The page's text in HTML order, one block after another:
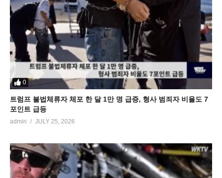
0
트럼프 불법체류자 체포 한 달 1만 명 급증, 형사 범죄자 비율도 7
포인트 급등
admin JULY 25, 2026